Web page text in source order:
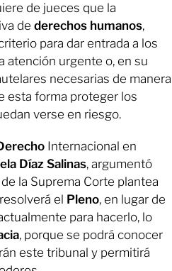
de jueces que la
de derechos humanos,
para dar entrada a los
atención urgente o, en su
necesarias de manera
esta forma proteger los
verse en riesgo.
Internacional en
Díaz Salinas, argumentó
la Suprema Corte plantea
el Pleno, en lugar de
para hacerlo, lo
, porque se podrá conocer
este tribunal y permitirá